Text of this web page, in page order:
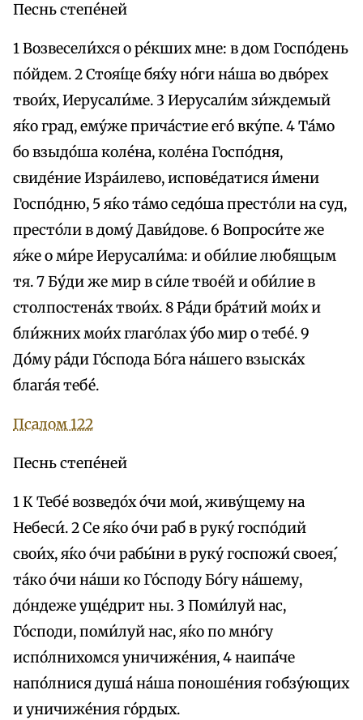
Песнь степе́ней
1 Возвесели́хся о ре́кших мне: в дом Госпо́день
по́йдем. 2 Стоя́ще бя́ху но́ги на́ша во дво́рех
твои́х, Иерусали́ме. 3 Иерусали́м зи́ждемый
я́ко град, eму́же прича́стие eго́ вку́пе. 4 Та́мо
бо взыдо́ша коле́на, коле́на Госпо́дня,
свиде́ние Изра́илево, испове́датися и́мени
Госпо́дню, 5 я́ко та́мо седо́ша престо́ли на суд,
престо́ли в дому́ Дави́дове. 6 Вопроси́те же
я́же о ми́ре Иерусали́ма: и оби́лие лю́бящым
тя. 7 Бу́ди же мир в си́ле твое́й и оби́лие в
столпостена́х твои́х. 8 Ра́ди бра́тий мои́х и
бли́жних мои́х глаго́лах у́бо мир о тебе́. 9
До́му ра́ди Го́спода Бо́га на́шего взыска́х
блага́я тебе́.
Псалом 122
Песнь степе́ней
1 К Тебе́ возведо́х о́чи мои́, живу́щему на
Небеси́. 2 Се я́ко о́чи раб в руку́ госпо́дий
свои́х, я́ко о́чи рабы́ни в руку́ госпожи́ своея́,
та́ко о́чи на́ши ко Го́споду Бо́гу на́шему,
до́ндеже уще́дрит ны. 3 Поми́луй нас,
Го́споди, поми́луй нас, я́ко по мно́гу
испо́лнихомся уничиже́ния, 4 наипа́че
напо́лнися душа́ на́ша поноше́ния гобзу́ющих
и уничиже́ния го́рдых.